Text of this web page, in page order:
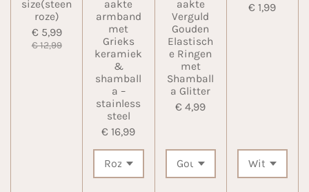
size(steen
roze)
€ 5,99
€ 12,99
aakte
armband
met
Grieks
keramiek
&
shamball
a –
stainless
steel
€ 16,99
aakte
Verguld
Gouden
Elastisch
e Ringen
met
Shamball
a Glitter
€ 4,99
€ 1,99